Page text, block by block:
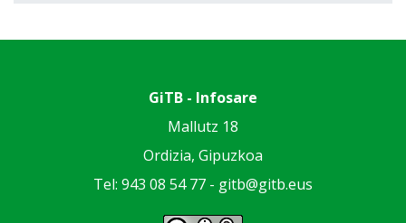
GiTB - Infosare
Mallutz 18
Ordizia, Gipuzkoa
Tel: 943 08 54 77 - gitb@gitb.eus